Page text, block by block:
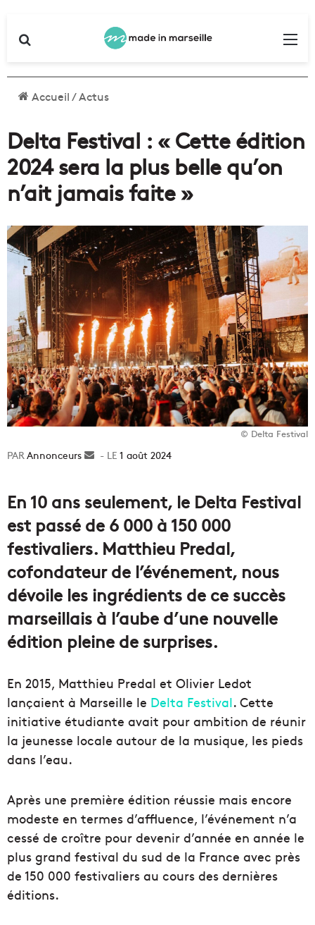
Accueil/Actus
Delta Festival : « Cette édition
2024 sera la plus belle qu’on
n’ait jamais faite »
© Delta Festival
Annonceurs
Envoyer1 août 2024
En 10 ans seulement, le Delta Festival
est passé de 6 000 à 150 000
festivaliers. Matthieu Predal,
cofondateur de l’événement, nous
dévoile les ingrédients de ce succès
marseillais à l’aube d’une nouvelle
édition pleine de surprises.
En 2015, Matthieu Predal et Olivier Ledot
lançaient à Marseille le Delta Festival. Cette
initiative étudiante avait pour ambition de réunir
la jeunesse locale autour de la musique, les pieds
dans l’eau.
Après une première édition réussie mais encore
modeste en termes d’affluence, l’événement n’a
cessé de croître pour devenir d’année en année le
plus grand festival du sud de la France avec près
de 150 000 festivaliers au cours des dernières
éditions.